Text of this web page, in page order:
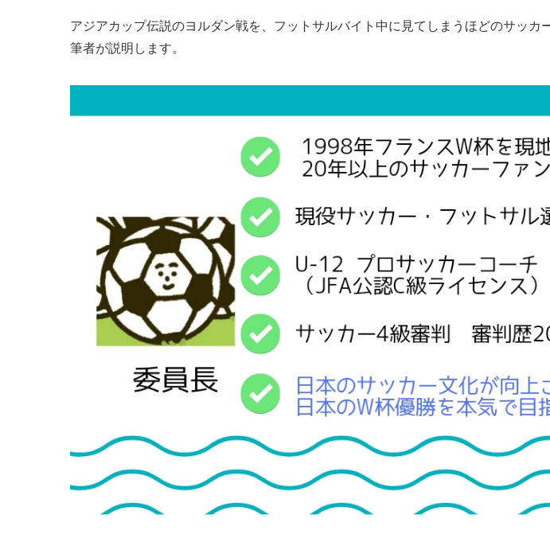
アジアカップ伝説のヨルダン戦を、フットサルバイト中に見てしまうほどのサッカ
筆者が説明します。